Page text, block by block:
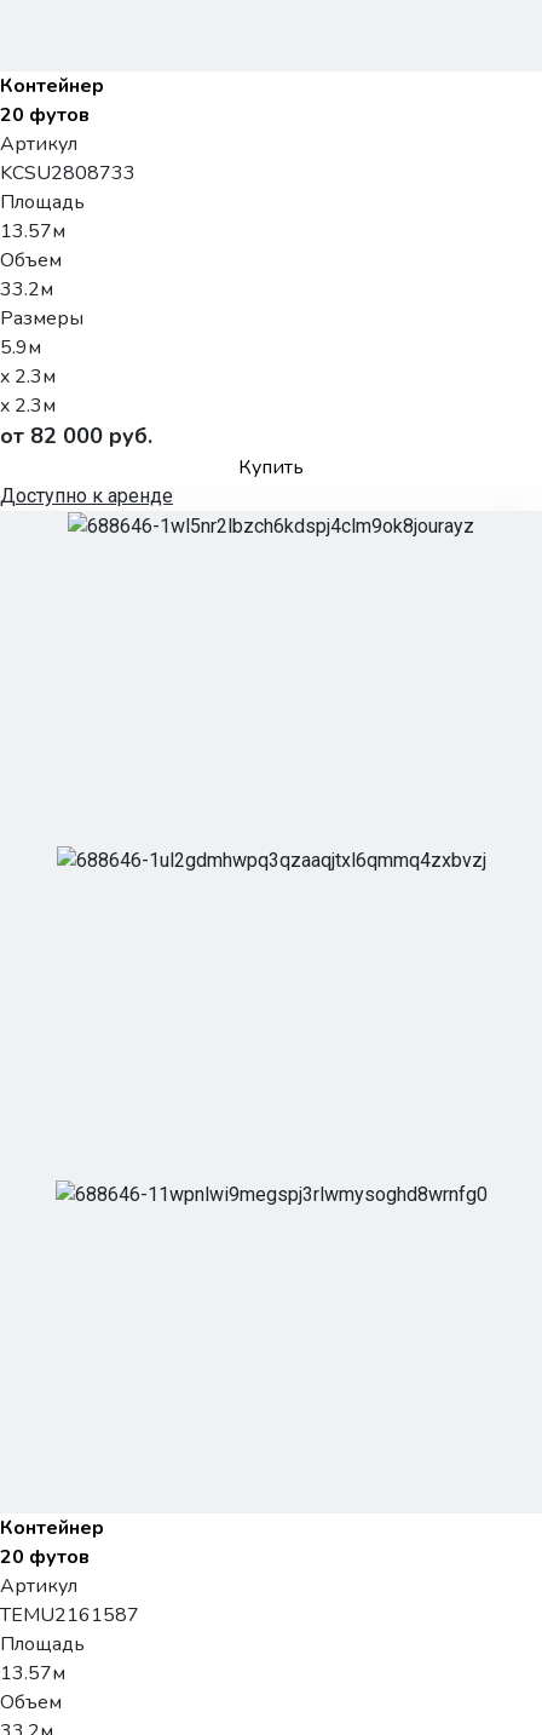
Контейнер
20 футов
Артикул
KCSU2808733
Площадь
13.57м
Объем
33.2м
Размеры
5.9м
x 2.3м
x 2.3м
от 82 000 руб.
Купить
Доступно к аренде
Контейнер
20 футов
Артикул
TEMU2161587
Площадь
13.57м
Объем